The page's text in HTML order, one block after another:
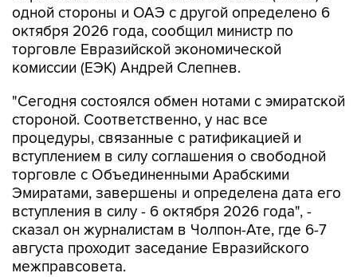
одной стороны и ОАЭ с другой определено 6
октября 2026 года, сообщил министр по
торговле Евразийской экономической
комиссии (ЕЭК) Андрей Слепнев.
"Сегодня состоялся обмен нотами с эмиратской
стороной. Соответственно, у нас все
процедуры, связанные с ратификацией и
вступлением в силу соглашения о свободной
торговле с Объединенными Арабскими
Эмиратами, завершены и определена дата его
вступления в силу - 6 октября 2026 года", -
сказал он журналистам в Чолпон-Ате, где 6-7
августа проходит заседание Евразийского
межправсовета.